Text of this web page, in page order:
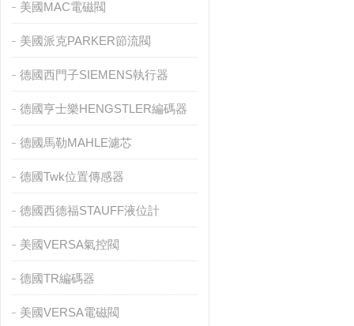
美國MAC電磁閥
美國派克PARKER節流閥
德國西門子SIEMENS執行器
德國亨士樂HENGSTLER編碼器
德國馬勒MAHLE濾芯
德國Twk位置傳感器
德國西德福STAUFF液位計
美國VERSA氣控閥
德國TR編碼器
美國VERSA電磁閥